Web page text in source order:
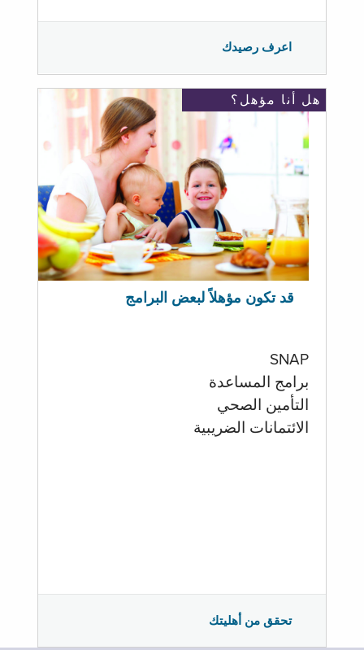
اعرف رصيدك
هل أنا مؤهل؟
قد تكون مؤهلاً لبعض البرامج
SNAP
برامج المساعدة
التأمين الصحي
الائتمانات الضريبية
تحقق من أهليتك